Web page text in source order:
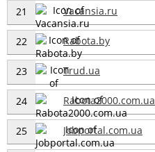
21 Vacansia.ru
22 Rabota.by
23 Trud.ua
24 Rabota2000.com.ua
25 Jobportal.com.ua